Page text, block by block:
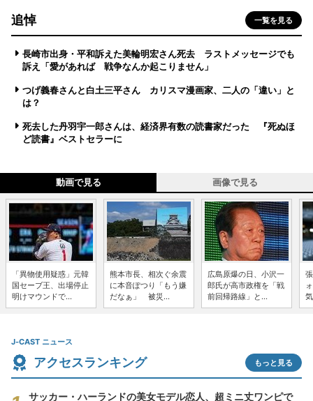
追悼 一覧を見る
長崎市出身・平和訴えた美輪明宏さん死去 ラストメッセージでも
訴え「愛があれば 戦争なんか起こりません」
つげ義春さんと白土三平さん カリスマ漫画家、二人の「違い」と
は？
死去した丹羽宇一郎さんは、経済界有数の読書家だった 『死ぬほ
ど読書』ベストセラーに
動画で見る 画像で見る
「異物使用疑惑」元韓
国セーブ王、出場停止
明けマウンドで...
熊本市長、相次ぐ余震
に本音ぽつり「もう嫌
だなぁ」 被災...
広島原爆の日、小沢一
郎氏が高市政権を「戦
前回帰路線」と...
J-CAST ニュース
アクセスランキング もっと見る
サッカー・ハーランドの美女モデル恋人、超ミニ丈ワンピで